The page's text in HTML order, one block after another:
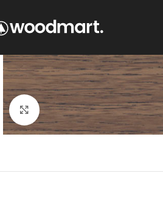
Click to enlarge